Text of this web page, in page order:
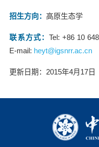
招生方向：高原生态学
联系方式：Tel: +86 10
E-mail: heyt@igsnrr.ac.cn
更新日期：2015年4月17日